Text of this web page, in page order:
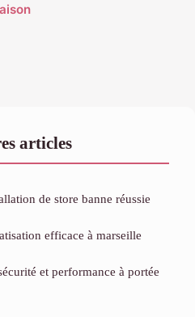
articles
de store banne réussie
efficace à marseille
et performance à portée